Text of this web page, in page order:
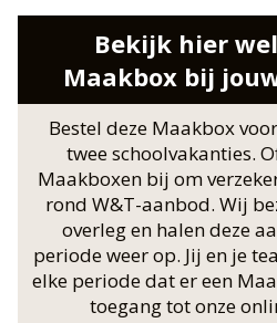
Bekijk hier
Maakbox bij
Bestel deze Maakbox
twee schoolvakanties.
Maakboxen bij om
rond W&T-aanbod. Wij
overleg en halen deze
periode weer op. Jij en je
elke periode dat er een
toegang tot onze